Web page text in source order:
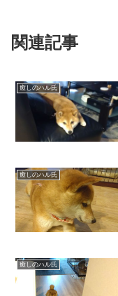
関連記事
癒しのハル氏
癒しのハル氏
癒しのハル氏